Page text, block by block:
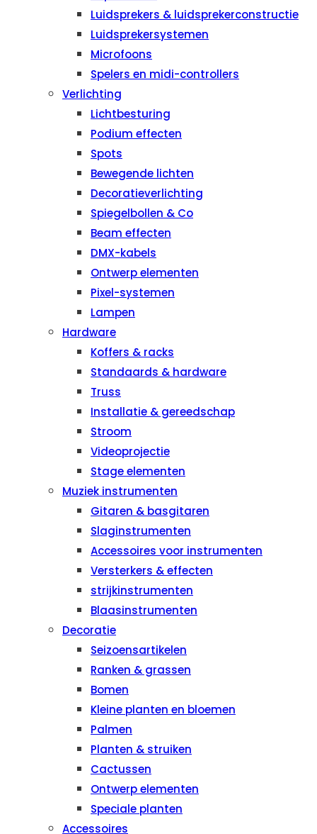
Luidsprekers & luidsprekerconstructie
Luidsprekersystemen
Microfoons
Spelers en midi-controllers
Verlichting
Lichtbesturing
Podium effecten
Spots
Bewegende lichten
Decoratieverlichting
Spiegelbollen & Co
Beam effecten
DMX-kabels
Ontwerp elementen
Pixel-systemen
Lampen
Hardware
Koffers & racks
Standaards & hardware
Truss
Installatie & gereedschap
Stroom
Videoprojectie
Stage elementen
Muziek instrumenten
Gitaren & basgitaren
Slaginstrumenten
Accessoires voor instrumenten
Versterkers & effecten
strijkinstrumenten
Blaasinstrumenten
Decoratie
Seizoensartikelen
Ranken & grassen
Bomen
Kleine planten en bloemen
Palmen
Planten & struiken
Cactussen
Ontwerp elementen
Speciale planten
Accessoires